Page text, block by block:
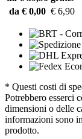
da € 0,00 € 6,90
* Questi costi di
Potrebbero esserci
dimensioni o delle
informazioni sono
prodotto.